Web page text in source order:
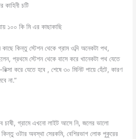
কাহিনী চটি
১০০ কি মি এর কাছাকাছি
কাছে কিন্তু স্টেশন থেকে গ্রাম ওব্দি অনেকটা পথ,
প্রথমে স্টেশন থেকে বাসে করে খানেকটা পথ যেতে
করে যেতে হবে , শেষে ৩০ মিনিট পায়ে হেঁটে, কারণ
না.”
চাষী, গ্রামে এখনো লাইট আসে নি, জলের ভালো
ওটার অবস্থা সেরকমি, বেশিরভাগ লোক পুকুরের